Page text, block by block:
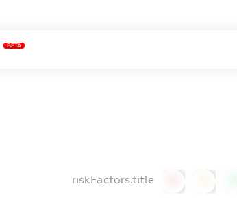
BETA
riskFactors.title